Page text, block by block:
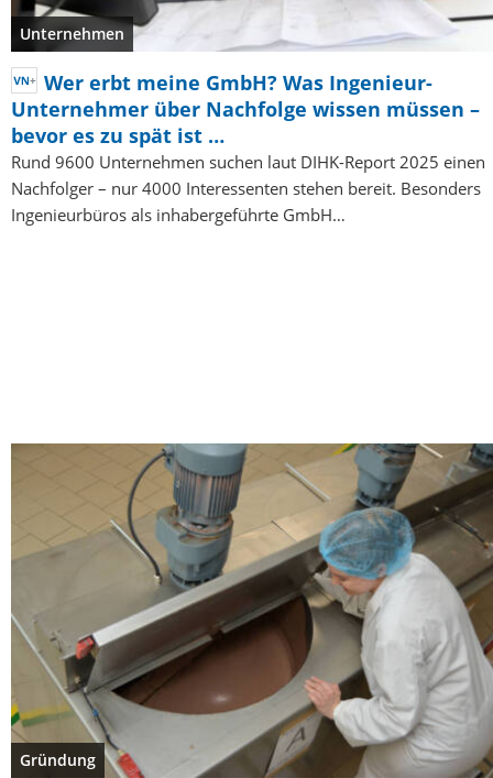
Unternehmen
Wer erbt meine GmbH? Was Ingenieur-
Unternehmer über Nachfolge wissen müssen –
bevor es zu spät ist …
Rund 9600 Unternehmen suchen laut DIHK-Report 2025 einen
Nachfolger – nur 4000 Interessenten stehen bereit. Besonders
Ingenieurbüros als inhabergeführte GmbH…
Gründung